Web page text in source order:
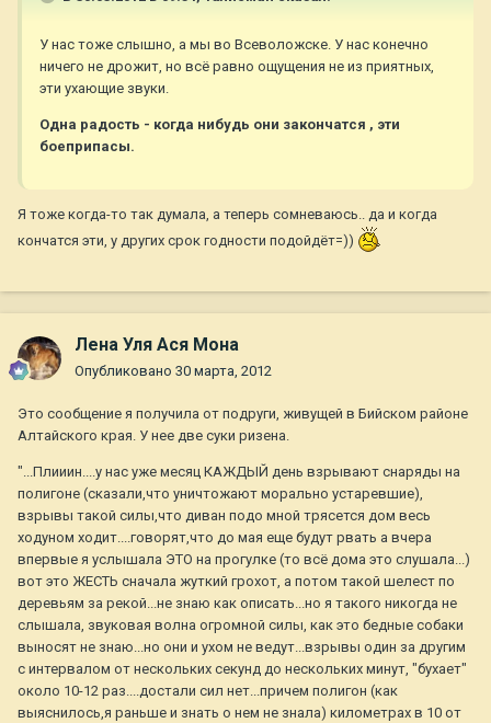
У нас тоже слышно, а мы во Всеволожске. У нас конечно
ничего не дрожит, но всё равно ощущения не из приятных,
эти ухающие звуки.
Одна радость - когда нибудь они закончатся , эти
боеприпасы.
Я тоже когда-то так думала, а теперь сомневаюсь.. да и когда
кончатся эти, у других срок годности подойдёт=))
Лена Уля Ася Мона
Опубликовано 30 марта, 2012
Это сообщение я получила от подруги, живущей в Бийском районе
Алтайского края. У нее две суки ризена.
"...Плииин....у нас уже месяц КАЖДЫЙ день взрывают снаряды на
полигоне (сказали,что уничтожают морально устаревшие),
взрывы такой силы,что диван подо мной трясется дом весь
ходуном ходит....говорят,что до мая еще будут рвать а вчера
впервые я услышала ЭТО на прогулке (то всё дома это слушала...)
вот это ЖЕСТЬ сначала жуткий грохот, а потом такой шелест по
деревьям за рекой...не знаю как описать...но я такого никогда не
слышала, звуковая волна огромной силы, как это бедные собаки
выносят не знаю...но они и ухом не ведут...взрывы один за другим
с интервалом от нескольких секунд до нескольких минут, "бухает"
около 10-12 раз....достали сил нет...причем полигон (как
выяснилось,я раньше и знать о нем не знала) километрах в 10 от